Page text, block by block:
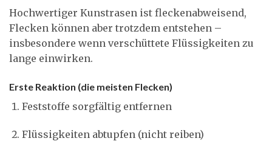
Hochwertiger Kunstrasen ist fleckenabweisend,
Flecken können aber trotzdem entstehen –
insbesondere wenn verschüttete Flüssigkeiten zu
lange einwirken.
Erste Reaktion (die meisten Flecken)
Feststoffe sorgfältig entfernen
Flüssigkeiten abtupfen (nicht reiben)